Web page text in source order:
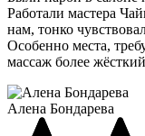
Работали мастера
нам, тонко
Особенно места,
массаж более
Алена Бондарева